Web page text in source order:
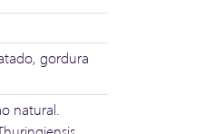
gordura
natural.